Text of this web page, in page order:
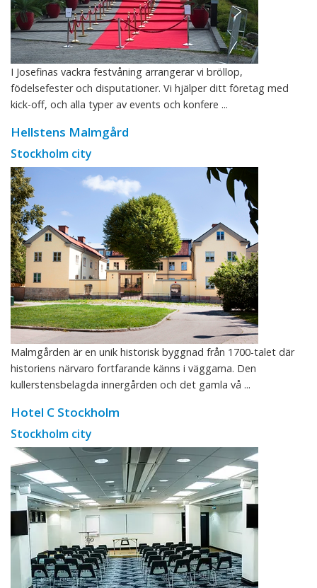
I Josefinas vackra festvåning arrangerar vi bröllop,
födelsefester och disputationer. Vi hjälper ditt företag med
kick-off, och alla typer av events och konfere ...
Hellstens Malmgård
Stockholm city
Malmgården är en unik historisk byggnad från 1700-talet där
historiens närvaro fortfarande känns i väggarna. Den
kullerstensbelagda innergården och det gamla vå ...
Hotel C Stockholm
Stockholm city